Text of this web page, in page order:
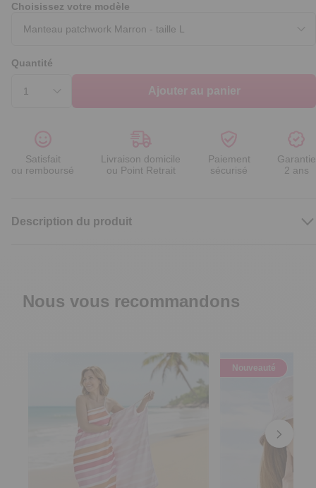
Choisissez votre modèle
Quantité
Ajouter au panier
Satisfait
ou remboursé
Livraison domicile
ou Point Retrait
Paiement
sécurisé
Garantie
2 ans
Description du produit
Nous vous recommandons
Nouveauté